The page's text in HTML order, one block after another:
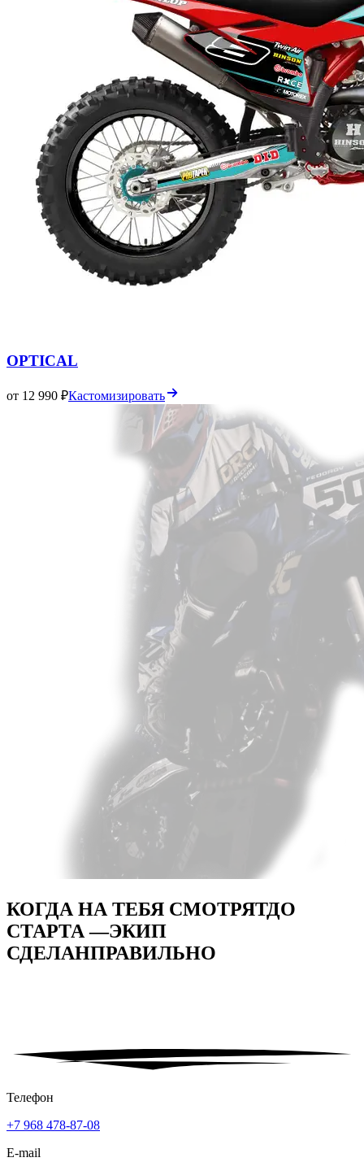
OPTICAL
от 12 990 ₽Кастомизировать
КОГДА НА ТЕБЯ СМОТРЯТДО
СТАРТА —ЭКИП
СДЕЛАНПРАВИЛЬНО
Телефон
+7 968 478-87-08
E-mail